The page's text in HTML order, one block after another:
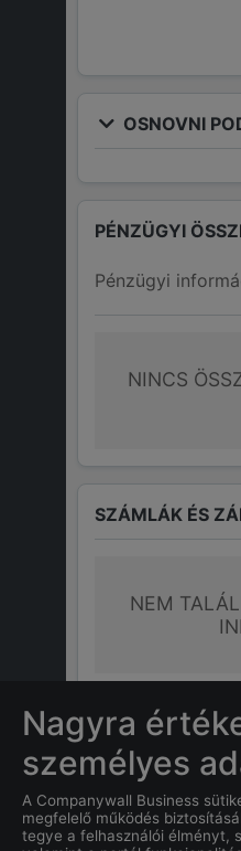
OSNOVNI
PÉNZÜGYI
Pénzügyi
NINCS
SZÁMLÁK ÉS
NEM
GYAKRAN
Nagyra
személyes
A Companywall Business
megfelelő működés
tegye a felhasználói élményt,